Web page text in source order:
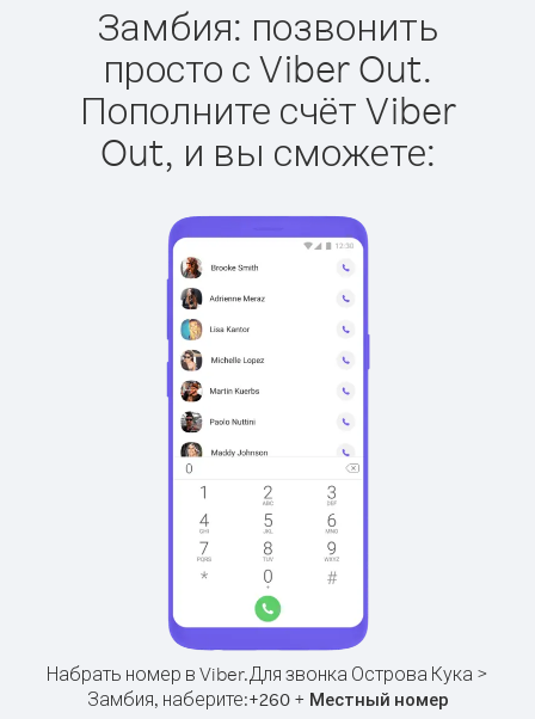
Замбия: позвонить
просто с Viber Out.
Пополните счёт Viber
Out, и вы сможете:
Набрать номер в Viber.Для звонка Острова Кука >
Замбия, наберите:+260+ Местный номер